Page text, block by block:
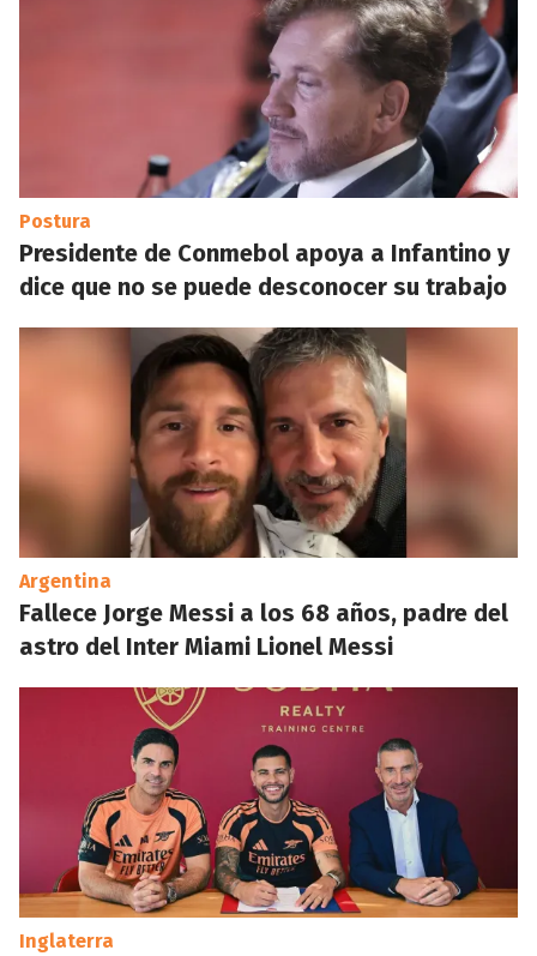
Postura
Presidente de Conmebol apoya a Infantino y
dice que no se puede desconocer su trabajo
Argentina
Fallece Jorge Messi a los 68 años, padre del
astro del Inter Miami Lionel Messi
Inglaterra